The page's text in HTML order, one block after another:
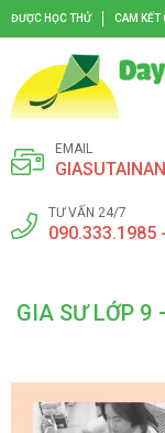
ĐƯỢC HỌC THỬ CAM KẾT
EMAIL
TƯ VẤN 24/7
090.333.1985
GIA SƯ LỚP 9